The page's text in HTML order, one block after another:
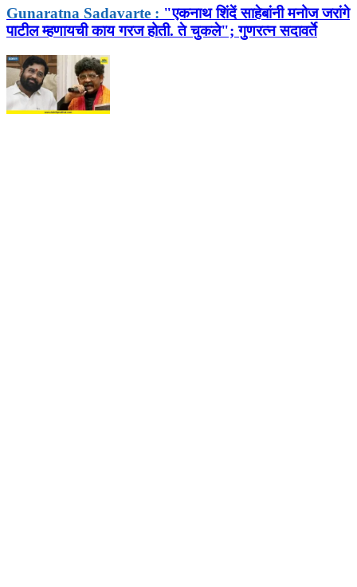
Gunaratna Sadavarte : "एकनाथ शिंदें साहेबांनी मनोज जरांगे
पाटील म्हणायची काय गरज होती. ते चुकले"; गुणरत्न सदावर्ते